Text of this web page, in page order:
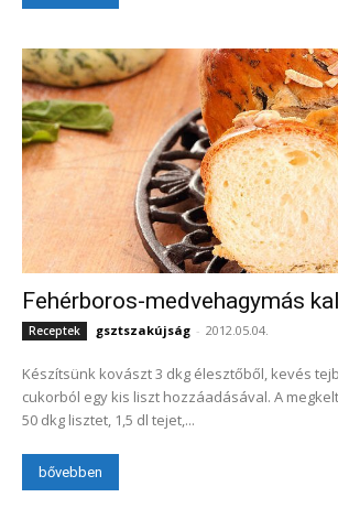
Fehérboros-medvehagymás
Receptek gsztszakújság - 2012.05.04.
Készítsünk kovászt 3 dkg élesztőből, kevés
cukorból egy kis liszt hozzáadásával. A
50 dkg lisztet, 1,5 dl tejet,...
bővebben